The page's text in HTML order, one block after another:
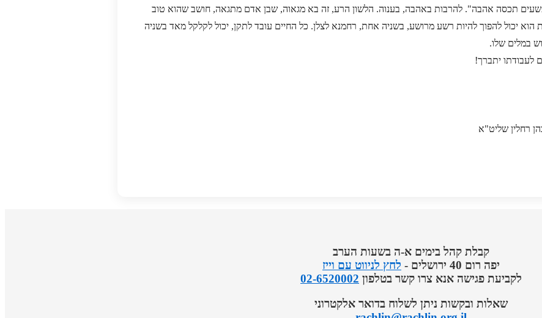
תכסה אהבה". להרבות באהבה, בענוה. הלשון הרע, זה בא מגאוה, שבן אדם מתגאה, חושב שהוא טוב
הוא יכול להפוך להיות רשע מרושע, בשניה אחת, רחמנא לצלן. כל החיים עובד לתקן, יכול לקלקל מאד בשניה
במלים שלו.
לעבודתו יתברך!
רחלין שליט"א
קבלת קהל בימים א-ה בשעות הערב
יפה רום 40 ירושלים -
לחץ לניווט עם וייז
לקביעת פגישה אנא צרו קשר בטלפון 02-6520002
שאלות ובקשות ניתן לשלוח בדואר אלקטרוני